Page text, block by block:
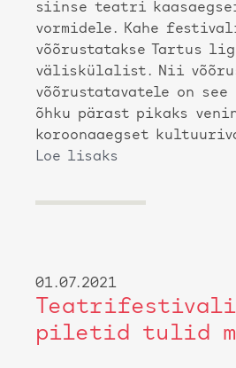
siinse teatri
vormidele. Kahe
võõrustatakse Tartus
väliskülalist. Nii
võõrustatavatele on see
õhku pärast pikaks
koroonaaegset
Loe lisaks
01.07.2021
Teatrifestivali
piletid tulid